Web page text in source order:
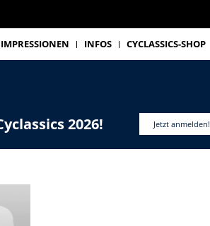
IMPRESSIONEN INFOS CYCLASSICS-SHOP
2026! Jetzt anmelden!